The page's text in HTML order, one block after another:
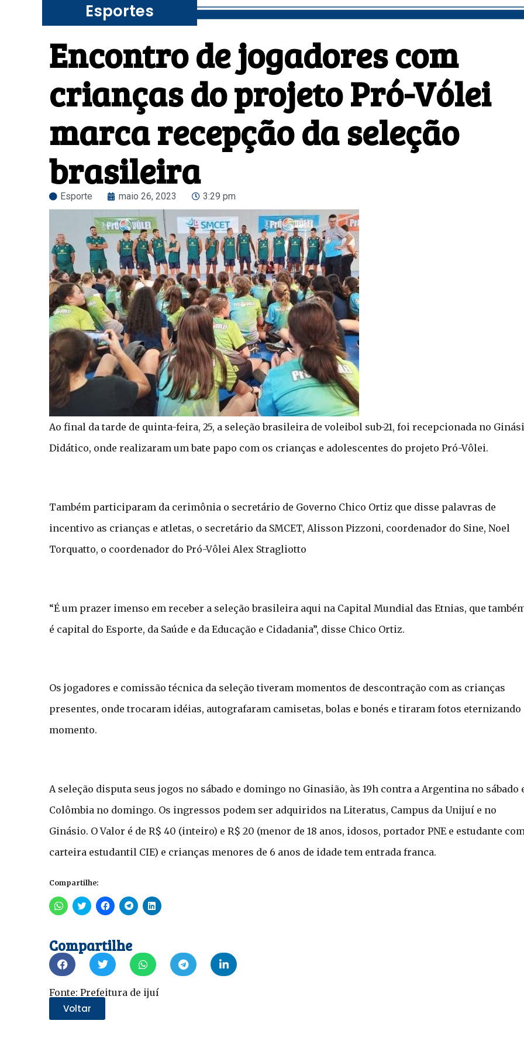
Esportes
Encontro de jogadores com
crianças do projeto Pró-Vólei
marca recepção da seleção
brasileira
Esporte maio 26, 2023 3:29 pm
Ao final da tarde de quinta-feira, 25, a seleção brasileira de voleibol sub-21, foi recepcionada no
Didático, onde realizaram um bate papo com os crianças e adolescentes do projeto Pró-Vôlei.
Também participaram da cerimônia o secretário de Governo Chico Ortiz que disse palavras de
incentivo as crianças e atletas, o secretário da SMCET, Alisson Pizzoni, coordenador do Sine, Noel
Torquatto, o coordenador do Pró-Vôlei Alex Stragliotto
“É um prazer imenso em receber a seleção brasileira aqui na Capital Mundial das Etnias, que
é capital do Esporte, da Saúde e da Educação e Cidadania”, disse Chico Ortiz.
Os jogadores e comissão técnica da seleção tiveram momentos de descontração com as crianças
presentes, onde trocaram idéias, autografaram camisetas, bolas e bonés e tiraram fotos eternizando
momento.
A seleção disputa seus jogos no sábado e domingo no Ginasião, às 19h contra a Argentina no sábado
Colômbia no domingo. Os ingressos podem ser adquiridos na Literatus, Campus da Unijuí e no
Ginásio. O Valor é de R$ 40 (inteiro) e R$ 20 (menor de 18 anos, idosos, portador PNE e estudante
carteira estudantil CIE) e crianças menores de 6 anos de idade tem entrada franca.
Compartilhe:
Clique
para
em
nova
janela)
Clique
para
em
nova
janela)
Clique
para
em
nova
janela)
Clique
para
janela)
Clique
para
janela)
Compartilhe
Fonte: Prefeitura de ijuí
Voltar